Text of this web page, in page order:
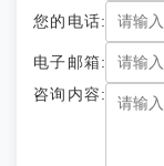
标五星酒店。而
兴安岭，包场去了
觉跟普通团完全
游专列了解一下，
呼伦贝尔号列
们出去玩一趟。
退休就这一次，咬
您的电话:
电子邮箱:
咨询内容: